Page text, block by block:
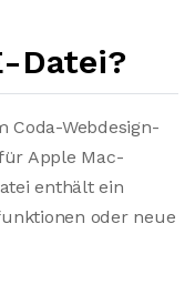
Datei?
Coda-Webdesign-
Apple Mac-
enthält ein
oder neue